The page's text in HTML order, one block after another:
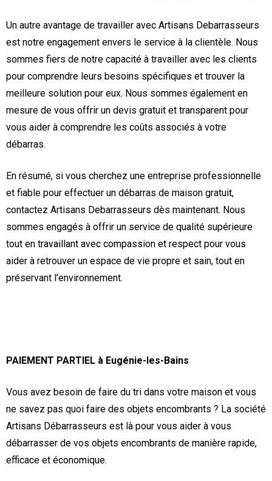
Un autre avantage de travailler avec Artisans Debarrasseurs
est notre engagement envers le service à la clientèle. Nous
sommes fiers de notre capacité à travailler avec les clients
pour comprendre leurs besoins spécifiques et trouver la
meilleure solution pour eux. Nous sommes également en
mesure de vous offrir un devis gratuit et transparent pour
vous aider à comprendre les coûts associés à votre
débarras.
En résumé, si vous cherchez une entreprise professionnelle
et fiable pour effectuer un débarras de maison gratuit,
contactez Artisans Debarrasseurs dès maintenant. Nous
sommes engagés à offrir un service de qualité supérieure
tout en travaillant avec compassion et respect pour vous
aider à retrouver un espace de vie propre et sain, tout en
préservant l’environnement.
PAIEMENT PARTIEL à Eugénie-les-Bains
Vous avez besoin de faire du tri dans votre maison et vous
ne savez pas quoi faire des objets encombrants ? La société
Artisans Débarrasseurs est là pour vous aider à vous
débarrasser de vos objets encombrants de manière rapide,
efficace et économique.